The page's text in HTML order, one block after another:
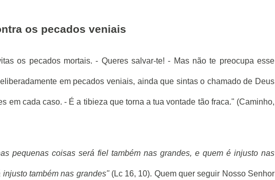
os pecados veniais
os pecados mortais. - Queres salvar-te! - Mas não te preocupa esse
em pecados veniais, ainda que sintas o chamado de Deus
em cada caso. - É a tibieza que torna a tua vontade tão fraca." (Caminho,
pequenas coisas será fiel também nas grandes, e quem é injusto nas
injusto também nas grandes"(Lc 16, 10). Quem quer seguir Nosso Senhor